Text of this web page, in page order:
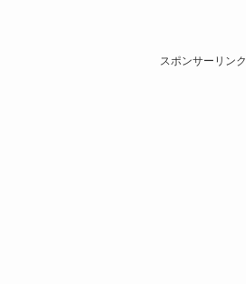
スポンサーリンク